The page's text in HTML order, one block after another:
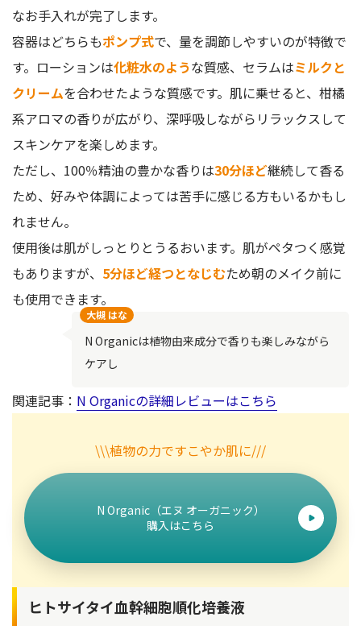
なお手入れが完了します。
容器はどちらもポンプ式で、量を調節しやすいのが特徴で
す。ローションは化粧水のような質感、セラムはミルクと
クリームを合わせたような質感です。肌に乗せると、柑橘
系アロマの香りが広がり、深呼吸しながらリラックスして
スキンケアを楽しめます。
ただし、100％精油の豊かな香りは30分ほど継続して香る
ため、好みや体調によっては苦手に感じる方もいるかもし
れません。
使用後は肌がしっとりとうるおいます。肌がペタつく感覚
もありますが、 5分ほど経つとなじむため朝のメイク前に
も使用できます。
大槻 はな
N Organicは植物由来成分で香りも楽しみながら
ケアし
関連記事： N Organicの詳細レビューはこちら
\\\植物の力ですこやか肌に///
N Organic（エヌ オーガニック）
購入はこちら
ヒトサイタイ血幹細胞順化培養液